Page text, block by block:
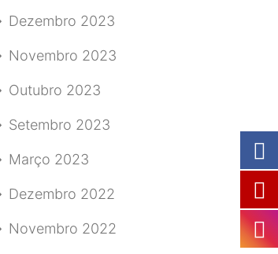
Dezembro 2023
Novembro 2023
Outubro 2023
Setembro 2023
Março 2023
Dezembro 2022
Novembro 2022